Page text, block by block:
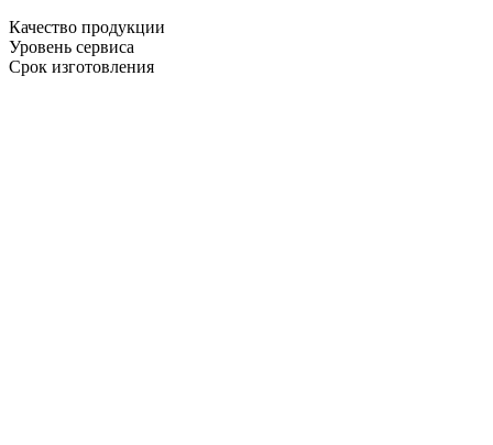
Качество продукции
Уровень сервиса
Срок изготовления